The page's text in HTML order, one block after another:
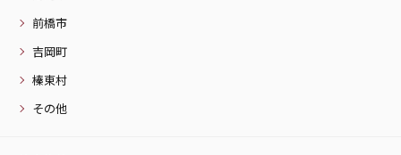
前橋市
吉岡町
榛東村
その他